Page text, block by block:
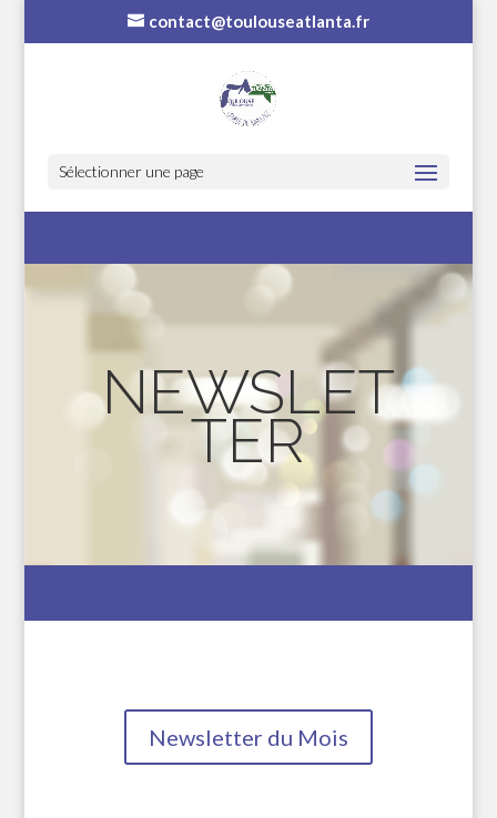
contact@toulouseatlanta.fr
Sélectionner une page
NEWSLET
TER
Newsletter du Mois